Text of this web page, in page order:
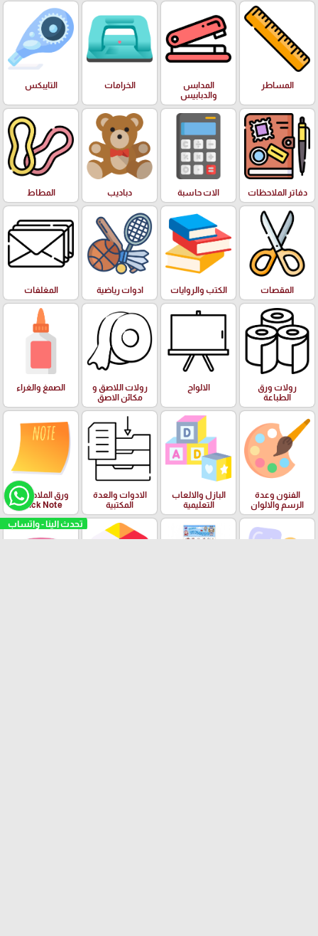
تحدث الينا - واتساب
المساطر
المدابس
والدبابيس
الخرامات التايبكس
دفاتر الملاحظات الات حاسبة دباديب المطاط
المقصات الكتب والروايات ادوات رياضية المغلفات
رولات ورق
الطباعة
الالواح
رولات اللاصق و
مكائن الاصق
الصمغ والغراء
الفنون وعدة
الرسم والالوان
البازل والالعاب
التعليمية
الادوات والعدة
المكتبية
ورق الملاحظات
Stick Note